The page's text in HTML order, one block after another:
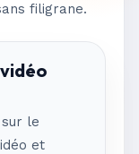
filigrane.
le
et